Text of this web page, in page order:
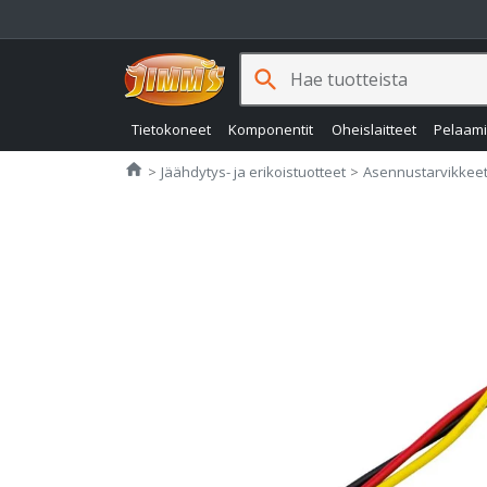
Tietokoneet Komponentit Oheislaitteet
search
home Jimms.fi
Jäähdytys- ja erikoistuotteet Asennustarvikkeet